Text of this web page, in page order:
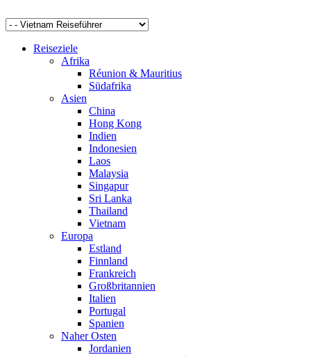
Reiseziele
Afrika
Réunion & Mauritius
Südafrika
Asien
China
Hong Kong
Indien
Indonesien
Laos
Malaysia
Singapur
Sri Lanka
Thailand
Vietnam
Europa
Estland
Finnland
Frankreich
Großbritannien
Italien
Portugal
Spanien
Naher Osten
Jordanien